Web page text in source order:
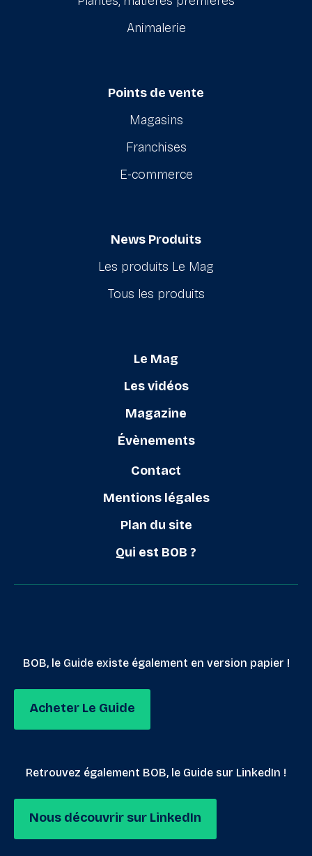
Animalerie
Points de vente
Magasins
Franchises
E-commerce
News Produits
Les produits Le Mag
Tous les produits
Le Mag
Les vidéos
Magazine
Évènements
Contact
Mentions légales
Plan du site
Qui est BOB ?
BOB, le Guide existe également en version papier !
Acheter Le Guide
Retrouvez également BOB, le Guide sur LinkedIn !
Nous découvrir sur LinkedIn